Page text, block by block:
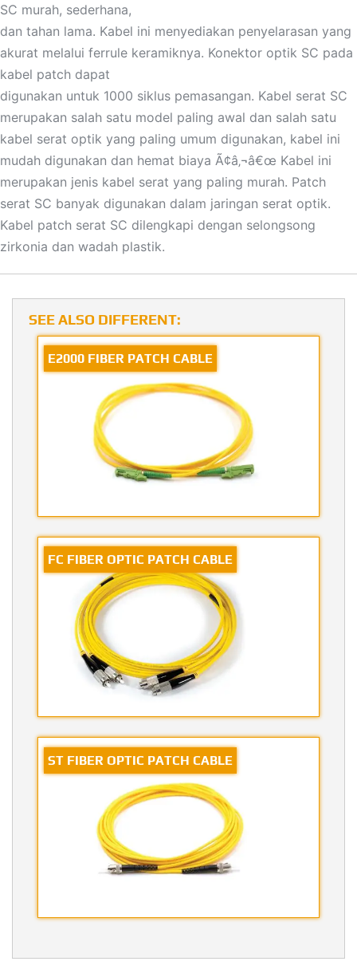
SC murah, sederhana,
dan tahan lama. Kabel ini menyediakan penyelarasan yang
akurat melalui ferrule keramiknya. Konektor optik SC pada
kabel patch dapat
digunakan untuk 1000 siklus pemasangan. Kabel serat SC
merupakan salah satu model paling awal dan salah satu
kabel serat optik yang paling umum digunakan, kabel ini
mudah digunakan dan hemat biaya Ã¢â‚¬â€œ Kabel ini
merupakan jenis kabel serat yang paling murah. Patch
serat SC banyak digunakan dalam jaringan serat optik.
Kabel patch serat SC dilengkapi dengan selongsong
zirkonia dan wadah plastik.
SEE ALSO DIFFERENT:
E2000 FIBER PATCH CABLE
FC FIBER OPTIC PATCH CABLE
ST FIBER OPTIC PATCH CABLE